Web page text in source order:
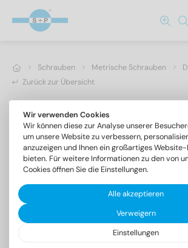
Schrauben Metrische Schrauben
Zurück zur Übersicht
DIN 963 A4 M 1,6X12
Wir verwenden Cookies
Wir können diese zur Analyse unserer
um unsere Website zu verbessern,
anzuzeigen und Ihnen ein großartiges Website-
bieten. Für weitere Informationen zu den von
Cookies öffnen Sie die Einstellungen.
Alle akzeptieren
Verweigern
Einstellungen